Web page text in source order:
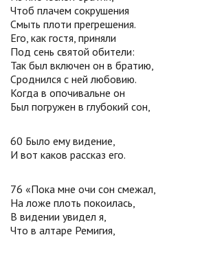
Чтоб плачем сокрушения
Смыть плоти прегрешения.
Его, как гостя, приняли
Под сень святой обители:
Так был включен он в братию,
Сроднился с ней любовию.
Когда в опочивальне он
Был погружен в глубокий сон,
60 Было ему видение,
И вот каков рассказ его.
76 «Пока мне очи сон смежал,
На ложе плоть покоилась,
В видении увидел я,
Что в алтаре Ремигия,